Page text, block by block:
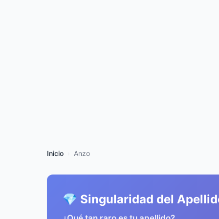
Inicio Anzo
💎 Singularidad del